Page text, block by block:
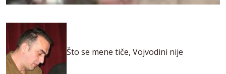
Što se mene tiče, Vojvodini nije